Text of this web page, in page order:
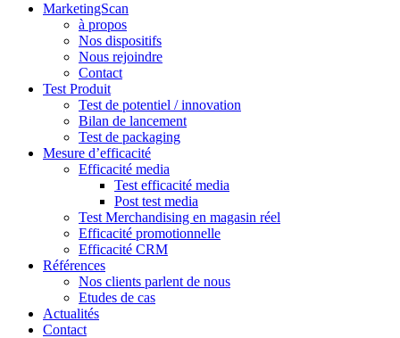
MarketingScan
à propos
Nos dispositifs
Nous rejoindre
Contact
Test Produit
Test de potentiel / innovation
Bilan de lancement
Test de packaging
Mesure d’efficacité
Efficacité media
Test efficacité media
Post test media
Test Merchandising en magasin réel
Efficacité promotionnelle
Efficacité CRM
Références
Nos clients parlent de nous
Etudes de cas
Actualités
Contact